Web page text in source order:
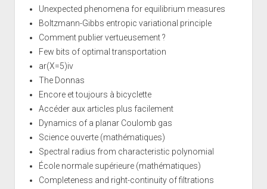
Unexpected phenomena for equilibrium measures
Boltzmann-Gibbs entropic variational principle
Comment publier vertueusement ?
Few bits of optimal transportation
ar(X=5)iv
The Donnas
Encore et toujours à bicyclette
Accéder aux articles plus facilement
Dynamics of a planar Coulomb gas
Science ouverte (mathématiques)
Spectral radius from characteristic polynomial
École normale supérieure (mathématiques)
Completeness and right-continuity of filtrations